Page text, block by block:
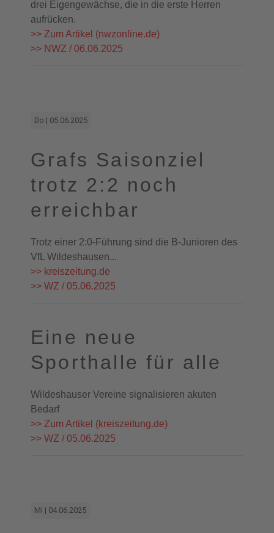
drei Eigengewächse, die in die erste Herren
aufrücken.
>> Zum Artikel (nwzonline.de)
>> NWZ / 06.06.2025
Do | 05.06.2025
Grafs Saisonziel
trotz 2:2 noch
erreichbar
Trotz einer 2:0-Führung sind die B-Junioren des
VfL Wildeshausen...
>> kreiszeitung.de
>> WZ / 05.06.2025
Eine neue
Sporthalle für alle
Wildeshauser Vereine signalisieren akuten
Bedarf
>> Zum Artikel (kreiszeitung.de)
>> WZ / 05.06.2025
Mi | 04.06.2025